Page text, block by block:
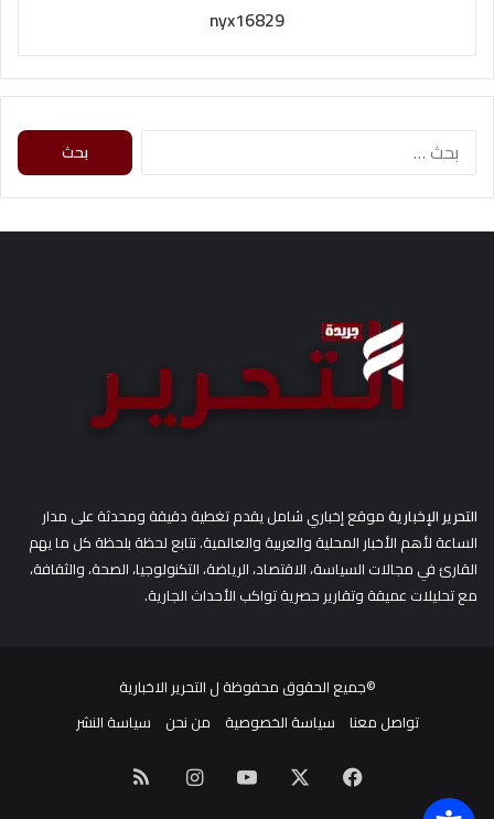
nyx16829
ث
التحرير الإخباريةموقع إخباري شامل يقدم تغطية دقيقة ومحدثة على مدار
الساعة لأهم الأخبار المحلية والعربية والعالمية. نتابع لحظة بلحظة كل ما يهم
القارئ في مجالات السياسة، الاقتصاد، الرياضة، التكنولوجيا، الصحة، والثقافة،
مع تحليلات عميقة وتقارير حصرية تواكب الأحداث الجارية.
©جميع الحقوق محفوظة ل التحرير الاخبارية
تواصل معنا
سياسة الخصوصية من نحن سياسة النشر
فيسبوك ‫YouTube انستقرام